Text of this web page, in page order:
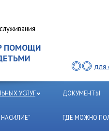
для
ПОМОЩИ
УСЛУГ ДОКУМЕНТЫ
ГДЕ МОЖНО